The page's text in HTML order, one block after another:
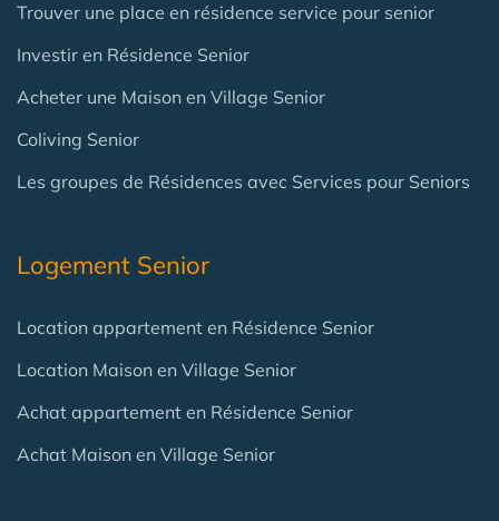
Trouver une place en résidence service pour senior
Investir en Résidence Senior
Acheter une Maison en Village Senior
Coliving Senior
Les groupes de Résidences avec Services pour Seniors
Logement Senior
Location appartement en Résidence Senior
Location Maison en Village Senior
Achat appartement en Résidence Senior
Achat Maison en Village Senior